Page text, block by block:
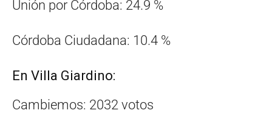
Unión por Córdoba: 24.9 %
Córdoba Ciudadana: 10.4 %
En Villa Giardino:
Cambiemos: 2032 votos